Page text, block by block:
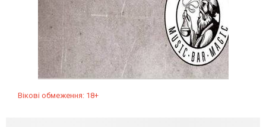
Вікові обмеження: 18+